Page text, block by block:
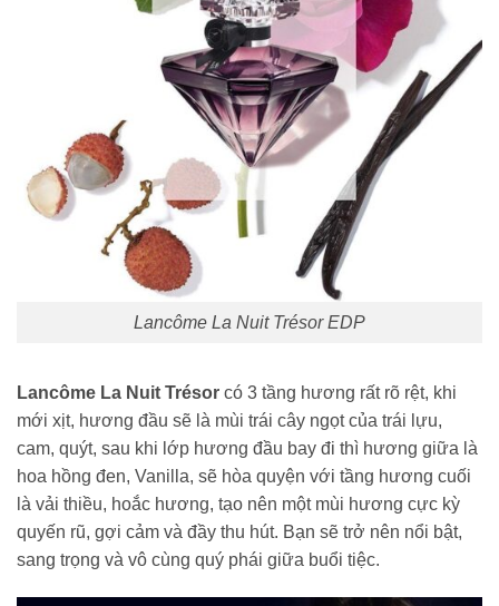
Lancôme La Nuit Trésor EDP
Lancôme La Nuit Trésor có 3 tầng hương rất rõ rệt, khi
mới xịt, hương đầu sẽ là mùi trái cây ngọt của trái lựu,
cam, quýt, sau khi lớp hương đầu bay đi thì hương giữa là
hoa hồng đen, Vanilla, sẽ hòa quyện với tầng hương cuối
là vải thiều, hoắc hương, tạo nên một mùi hương cực kỳ
quyến rũ, gợi cảm và đầy thu hút. Bạn sẽ trở nên nổi bật,
sang trọng và vô cùng quý phái giữa buổi tiệc.